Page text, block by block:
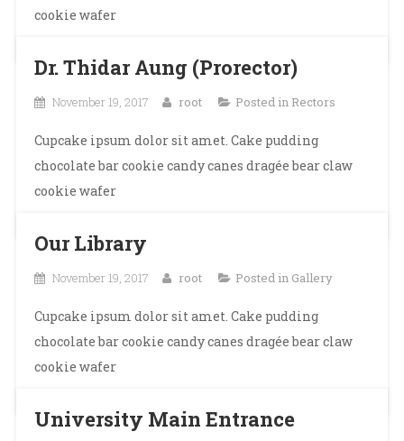
cookie wafer
Dr. Thidar Aung (Prorector)
November 19, 2017 root Posted in Rectors
Cupcake ipsum dolor sit amet. Cake pudding
chocolate bar cookie candy canes dragée bear claw
cookie wafer
Our Library
November 19, 2017 root Posted in Gallery
Cupcake ipsum dolor sit amet. Cake pudding
chocolate bar cookie candy canes dragée bear claw
cookie wafer
University Main Entrance